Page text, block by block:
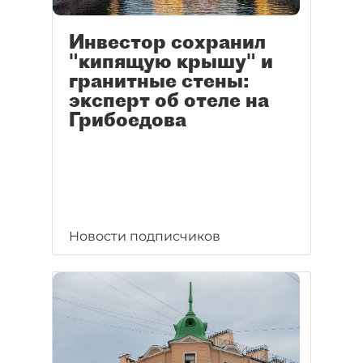
Инвестор сохранил
"кипящую крышу" и
гранитные стены:
эксперт об отеле на
Грибоедова
Новости подписчиков